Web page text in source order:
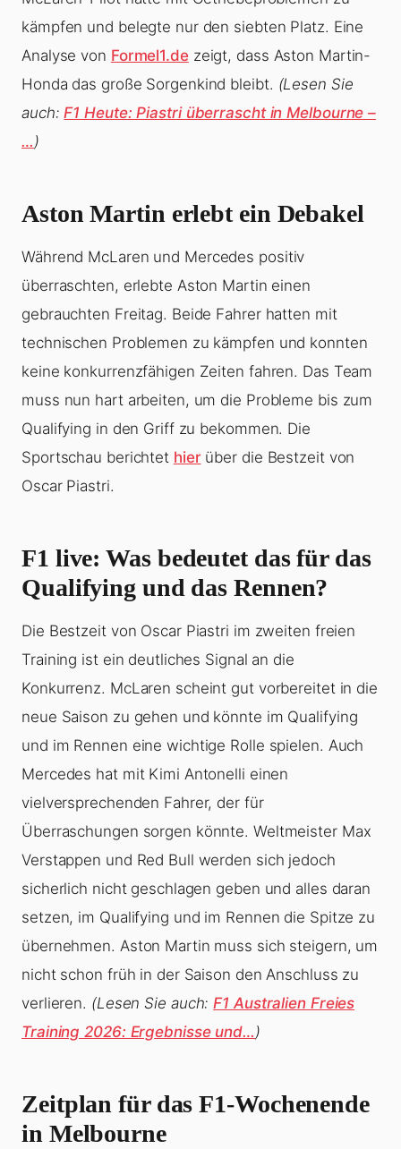
kämpfen und belegte nur den siebten Platz. Eine
Analyse von Formel1.dezeigt, dass Aston Martin-
Honda das große Sorgenkind bleibt. (Lesen Sie
auch:F1 Heute: Piastri überrascht in Melbourne –
…)
Aston Martin erlebt ein Debakel
Während McLaren und Mercedes positiv
überraschten, erlebte Aston Martin einen
gebrauchten Freitag. Beide Fahrer hatten mit
technischen Problemen zu kämpfen und konnten
keine konkurrenzfähigen Zeiten fahren. Das Team
muss nun hart arbeiten, um die Probleme bis zum
Qualifying in den Griff zu bekommen. Die
Sportschau berichtet hierüber die Bestzeit von
Oscar Piastri.
F1 live: Was bedeutet das für das
Qualifying und das Rennen?
Die Bestzeit von Oscar Piastri im zweiten freien
Training ist ein deutliches Signal an die
Konkurrenz. McLaren scheint gut vorbereitet in die
neue Saison zu gehen und könnte im Qualifying
und im Rennen eine wichtige Rolle spielen. Auch
Mercedes hat mit Kimi Antonelli einen
vielversprechenden Fahrer, der für
Überraschungen sorgen könnte. Weltmeister Max
Verstappen und Red Bull werden sich jedoch
sicherlich nicht geschlagen geben und alles daran
setzen, im Qualifying und im Rennen die Spitze zu
übernehmen. Aston Martin muss sich steigern, um
nicht schon früh in der Saison den Anschluss zu
verlieren. (Lesen Sie auch:F1 Australien Freies
Training 2026: Ergebnisse und…)
Zeitplan für das F1-Wochenende
in Melbourne